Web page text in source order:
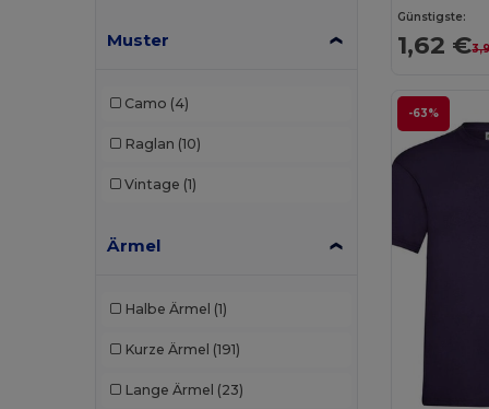
Muster
Camo (4)
Raglan (10)
Vintage (1)
Ärmel
Halbe Ärmel (1)
Kurze Ärmel (191)
Lange Ärmel (23)
Günstigste:
1,62 €
-63%